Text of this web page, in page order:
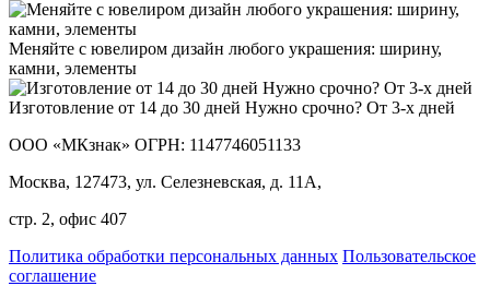
Меняйте с ювелиром дизайн любого украшения: ширину,
камни, элементы
Изготовление от 14 до 30 дней Нужно срочно? От 3-х дней
ООО «МКзнак» ОГРН: 1147746051133
Москва, 127473, ул. Селезневская, д. 11А,
стр. 2, офис 407
Политика обработки персональных данных Пользовательское
соглашение